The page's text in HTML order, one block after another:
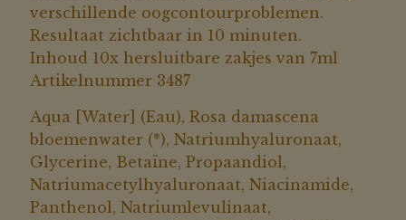
verschillende oogcontourproblemen.
Resultaat zichtbaar in 10 minuten.
Inhoud 10x hersluitbare zakjes van 7ml
Artikelnummer 3487
Aqua [Water] (Eau), Rosa damascena
bloemenwater (*), Natriumhyaluronaat,
Glycerine, Betaïne, Propaandiol,
Natriumacetylhyaluronaat, Niacinamide,
Panthenol, Natriumlevulinaat,